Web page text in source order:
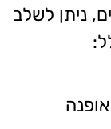
ניתן לשלב